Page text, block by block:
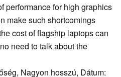
performance for high graphics
make such shortcomings
cost of flagship laptops can
need to talk about the
Nagyon hosszú, Dátum: